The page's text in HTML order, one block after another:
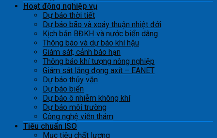
Hoạt động nghiệp vụ
Dự báo thời tiết
Dự báo bão và xoáy thuận nhiệt đới
Kịch bản BĐKH và nước biển dâng
Thông báo và dự báo khí hậu
Giám sát, cảnh báo hạn
Thông báo khí tượng nông nghiệp
Giám sát lắng đọng axít – EANET
Dự báo thủy văn
Dự báo biển
Dự báo ô nhiễm không khí
Dự báo môi trường
Công nghệ viễn thám
Tiêu chuẩn ISO
Mục tiêu chất lượng